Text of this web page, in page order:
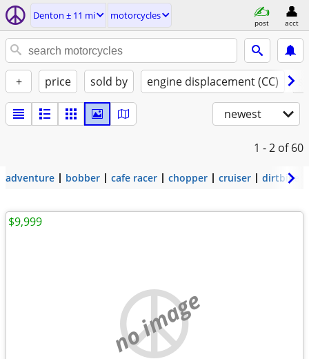
Denton ± 11 mi motorcycles
post acct
+ price sold by engine displacement (CC)
newest
1 - 2 of 60
adventure bobber cafe racer chopper cruiser dirtbike
no image
$9,999